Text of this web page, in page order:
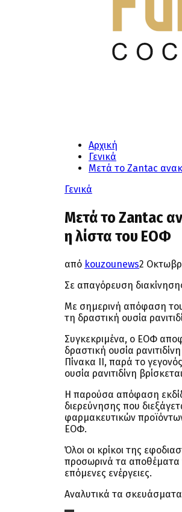
Αρχική
Γενικά
Μετά το Zantac
Γενικά
Μετά το Zantac
η λίστα του ΕΟΦ
από kouzounews2
Σε απαγόρευση
Με σημερινή απόφαση
τη δραστική ουσία
Συγκεκριμένα, ο ΕΟΦ
δραστική ουσία
Πίνακα IΙ, παρά το
ουσία ρανιτιδίνη
Η παρούσα απόφαση
διερεύνησης που
φαρμακευτικών
ΕΟΦ.
Όλοι οι κρίκοι της
προσωρινά τα αποθέματα
επόμενες ενέργειες.
Αναλυτικά τα